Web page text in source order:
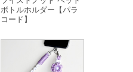
ボトルホルダー【パラ
コード】